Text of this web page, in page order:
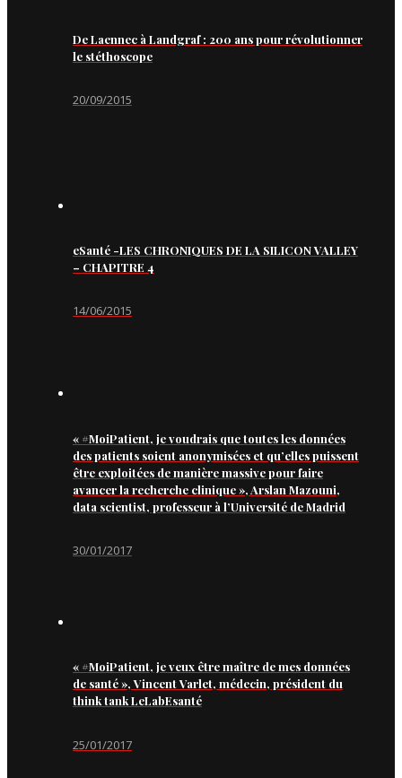
De Laennec à Landgraf : 200 ans pour révolutionner
le stéthoscope
20/09/2015
eSanté -LES CHRONIQUES DE LA SILICON VALLEY
– CHAPITRE 4
14/06/2015
« #MoiPatient, je voudrais que toutes les données
des patients soient anonymisées et qu’elles puissent
être exploitées de manière massive pour faire
avancer la recherche clinique », Arslan Mazouni,
data scientist, professeur à l’Université de Madrid
30/01/2017
« #MoiPatient, je veux être maître de mes données
de santé », Vincent Varlet, médecin, président du
think tank LeLabEsanté
25/01/2017